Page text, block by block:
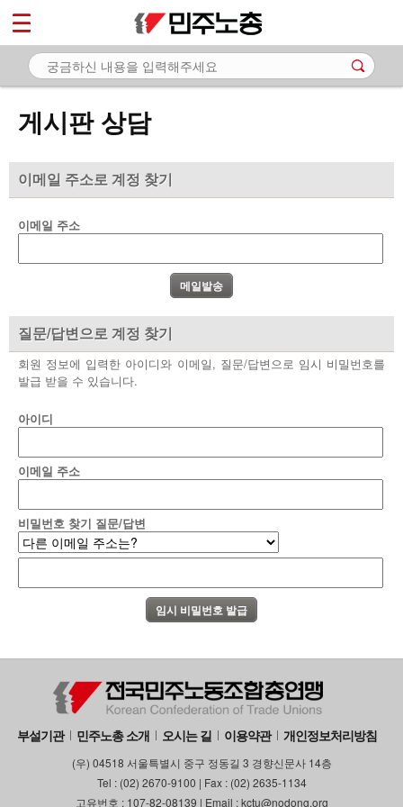
게시판 상담
이메일 주소로 계정 찾기
이메일 주소
질문/답변으로 계정 찾기
회원 정보에 입력한 아이디와 이메일, 질문/답변으로 임시 비밀번호를
발급 받을 수 있습니다.
아이디
이메일 주소
비밀번호 찾기 질문/답변
부설기관 민주노총 소개 오시는 길 이용약관 개인정보처리방침
(우) 04518 서울특별시 중구 정동길 3 경향신문사 14층
Tel : (02) 2670-9100 | Fax : (02) 2635-1134
고유번호 : 107-82-08139 | Email : kctu@nodong.org
마이페이지
소개
노동상담
- 게시판 상담
- 바로보기
- 찾아보기
- 전국 노동상담소 안내
자료
부설기관
업무